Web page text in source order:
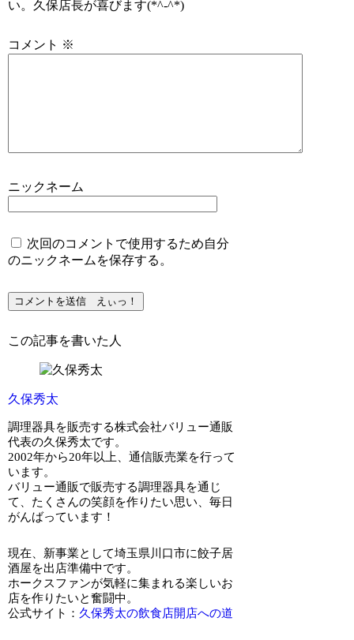
い。久保店長が喜びます(*^-^*)
コメント ※
ニックネーム
次回のコメントで使用するため自分
のニックネームを保存する。
この記事を書いた人
久保秀太
調理器具を販売する株式会社バリュー通販
代表の久保秀太です。
2002年から20年以上、通信販売業を行って
います。
バリュー通販で販売する調理器具を通じ
て、たくさんの笑顔を作りたい思い、毎日
がんばっています！
現在、新事業として埼玉県川口市に餃子居
酒屋を出店準備中です。
ホークスファンが気軽に集まれる楽しいお
店を作りたいと奮闘中。
公式サイト： 久保秀太の飲食店開店への道